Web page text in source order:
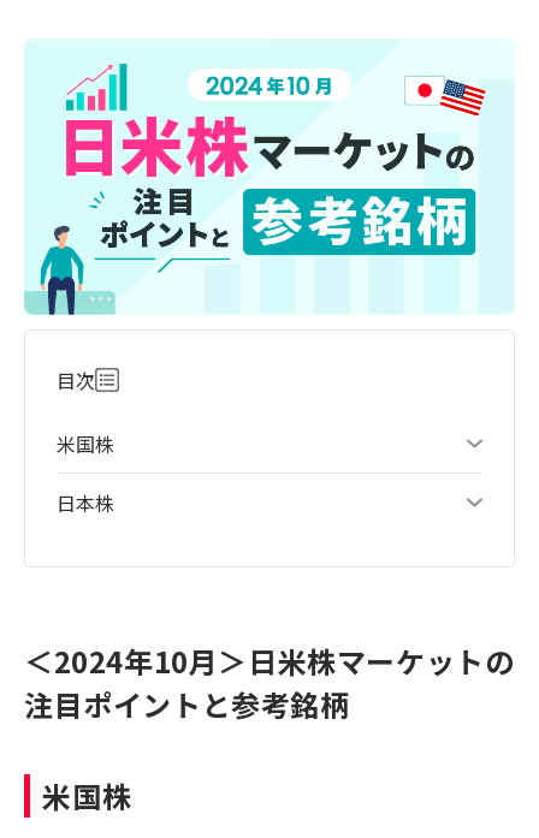
目次
米国株
日本株
＜2024年10月＞日米株マーケットの
注目ポイントと参考銘柄
米国株